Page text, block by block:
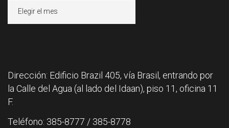
Dirección: Edificio Brazil 405, vía Brasil, entrando por
la Calle del Agua (al lado del Idaan), piso 11, oficina 11
F.
Teléfono: 385-8777 / 385-8778